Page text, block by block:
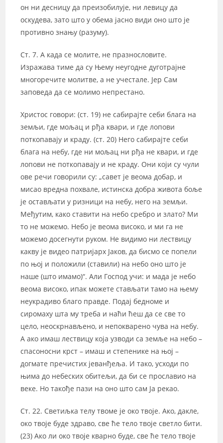
он ни десницу да преизобилује, ни левицу да
оскудева, зато што у обема јасно види оно што је
противно знању (разуму).
Ст. 7. А када се молите, не празнословите.
Изражава тиме да су Њему неугодне дуготрајне
многоречите молитве, а не учестале. Јер Сам
заповеда да се молимо непрестано.
Христос говори: (ст. 19) не сабирајте себи блага на
земљи, где мољац и рђа квари, и где лопови
поткопавају и краду. (ст. 20) Него сабирајте себи
блага на небу, где ни мољац ни рђа не квари, и где
лопови не поткопавају и не краду. Они који су чули
ове речи говорили су: „савет је веома добар, и
мисао вредна похвале, истинска добра живота боље
је остављати у ризници на небу, него на земљи.
Међутим, како ставити на небо сребро и злато? Ми
то не можемо. Небо је веома високо, и ми га не
можемо досегнути руком. Не видимо ни лествицу
какву је видео патријарх Јаков, да бисмо се попели
по њој и положили (ставили) на небо оно што је
наше (што имамо)“. Али Господ учи: и мада је небо
веома високо, ипак можете стављати тамо на њему
неукрадиво благо правде. Подај бедноме и
сиромаху шта му треба и наћи ћеш да се све то
цело, неоскрнављено, и непокварено чува на небу.
А ако имаш лествицу која узводи са земље на небо –
спасоносни крст – имаш и степенике на њој –
догмате пречистих јеванђеља. И тако, усходи по
њима до небеских обитељи, да би се прославио на
веке. Но такође пази на оно што сам Ја рекао.
Ст. 22. Светиљка телу твоме је око твоје. Ако, дакле,
око твоје буде здраво, све ће тело твоје светло бити.
(23) Ако ли око твоје кварно буде, све ће тело твоје